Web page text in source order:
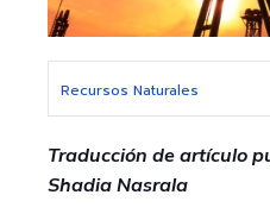
Recursos Naturales
Traducción de artículo
Shadia Nasrala